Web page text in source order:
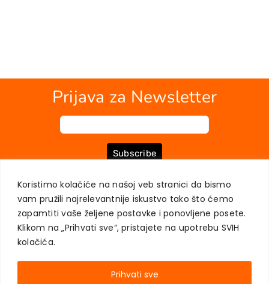
Koristimo kolačiće na našoj veb stranici da bismo
vam pružili najrelevantnije iskustvo tako što ćemo
zapamtiti vaše željene postavke i ponovljene posete.
Klikom na „Prihvati sve“, pristajete na upotrebu SVIH
kolačića.
Prihvati sve
Prijava za Newsletter
Subscribe
O NAMA KNJIGE MOJ NALOG KONTAKT
USLOVI KUPOVINE
ZAŠTITA PRIVATNOSTI KORISNIKA